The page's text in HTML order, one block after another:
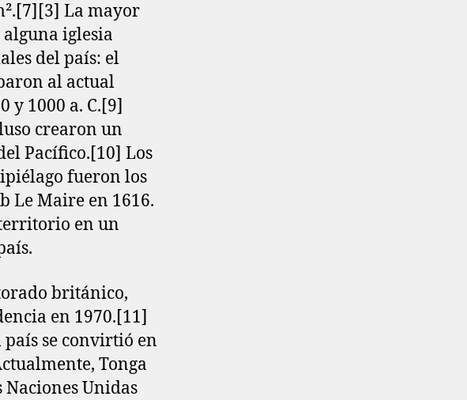
La mayor
iglesia
del país: el
al actual
y 1000 a. C.[9]​
crearon un
Pacífico.[10]​ Los
fueron los
Le Maire en 1616.
en un
británico,
en 1970.[11]​
país se convirtió en
Tonga
Unidas